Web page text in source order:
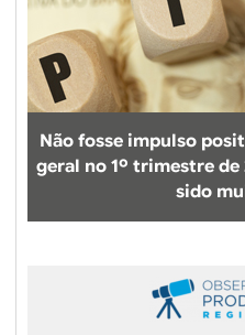
Não fosse impulso
geral no 1º trimestre
sido